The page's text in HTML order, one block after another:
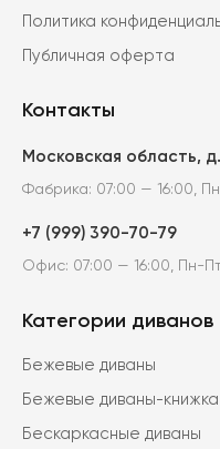
Политика
Публичная оферта
Контакты
Московская область,
Фабрика: 07:00 — 16:00,
+7 (999) 390-70-79
Офис: 07:00 — 16:00, Пн-
Категории диванов
Бежевые диваны
Бежевые диваны-книжка
Бескаркасные диваны